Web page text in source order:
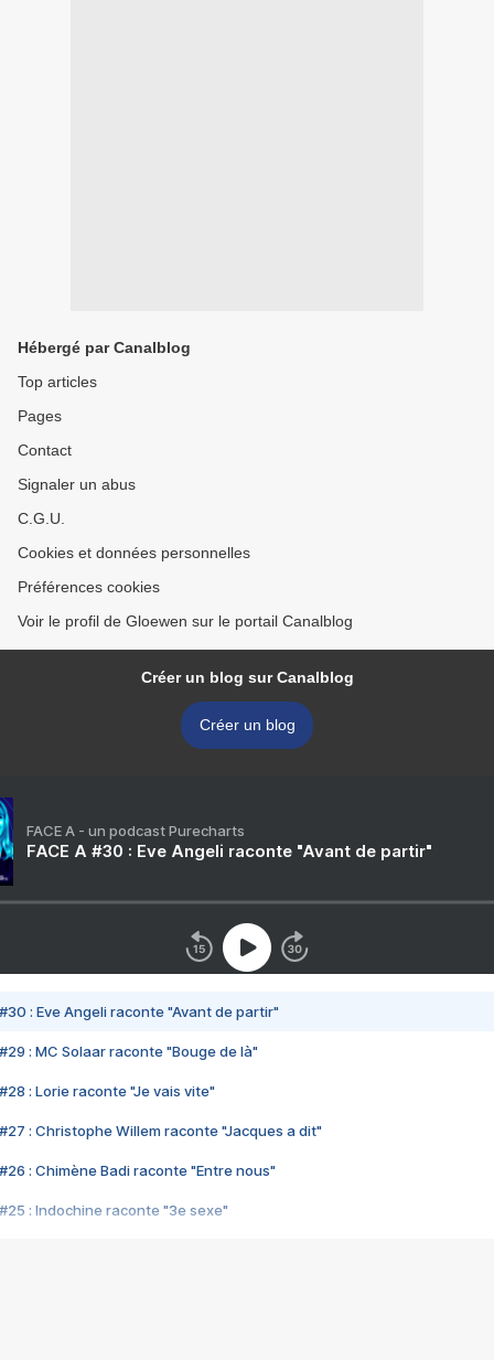
Hébergé par Canalblog
Top articles
Pages
Contact
Signaler un abus
C.G.U.
Cookies et données personnelles
Préférences cookies
Voir le profil de Gloewen sur le portail Canalblog
Créer un blog sur Canalblog
Créer un blog
FACE A - un podcast Purecharts
FACE A #30 : Eve Angeli raconte "Avant de partir"
#30 : Eve Angeli raconte "Avant de partir"
#29 : MC Solaar raconte "Bouge de là"
#28 : Lorie raconte "Je vais vite"
#27 : Christophe Willem raconte "Jacques a dit"
#26 : Chimène Badi raconte "Entre nous"
#25 : Indochine raconte "3e sexe"